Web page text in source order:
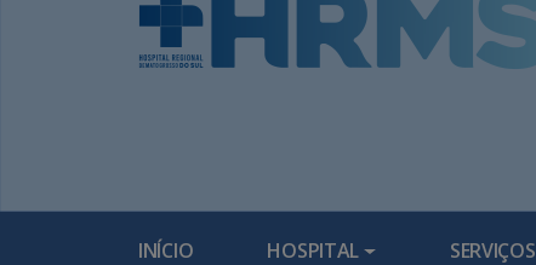
INÍCIO HOSPITAL SERVIÇOS